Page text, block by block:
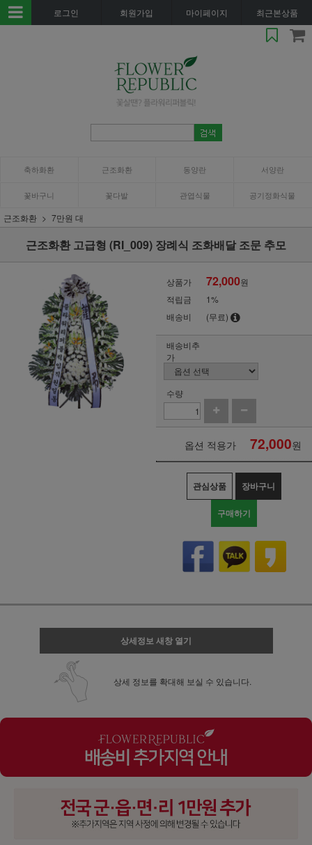
로그인 회원가입 마이페이지 최근본상품
축하화환 근조화환 동양란 서양란
꽃바구니 꽃다발 관엽식물 공기정화식물
근조화환 7만원 대
근조화환 고급형 (RI_009) 장례식 조화배달 조문 추모
상품가 72,000원
적립금
1%
배송비
(무료)
배송비추
가
수량
옵션 적용가 72,000원
관심상품 장바구니
구매하기
상세정보 새창 열기
상세 정보를 확대해 보실 수 있습니다.